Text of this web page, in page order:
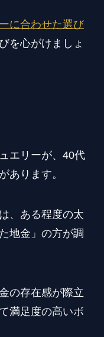
に合わせた選び
を心がけましょ
エリーが、40代
あります。
、ある程度の太
地金」の方が調
の存在感が際立
満足度の高いボ